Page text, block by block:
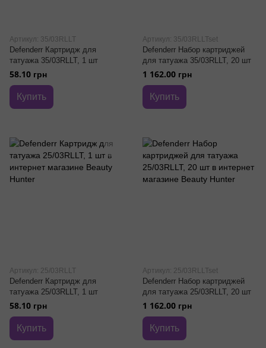
Артикул: 35/03RLLT
Defenderr Картридж для
татуажа 35/03RLLT, 1 шт
58.10 грн
Купить
Артикул: 35/03RLLTset
Defenderr Набор картриджей
для татуажа 35/03RLLT, 20 шт
1 162.00 грн
Купить
Артикул: 25/03RLLT
Defenderr Картридж для
татуажа 25/03RLLT, 1 шт
58.10 грн
Купить
Артикул: 25/03RLLTset
Defenderr Набор картриджей
для татуажа 25/03RLLT, 20 шт
1 162.00 грн
Купить